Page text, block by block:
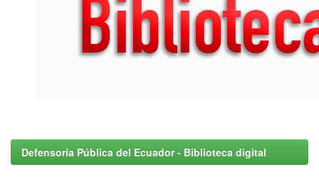
Defensoría Pública del Ecuador - Biblioteca digital